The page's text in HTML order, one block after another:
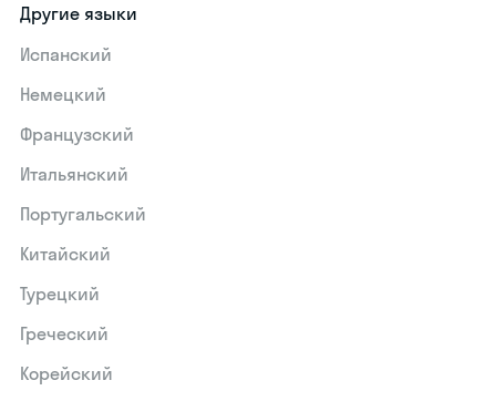
Другие языки
Испанский
Немецкий
Французский
Итальянский
Португальский
Китайский
Турецкий
Греческий
Корейский